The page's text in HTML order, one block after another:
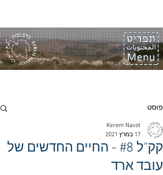
פוסט
קק"ל #8 - החיים החדשים של
עובד ארד
Kerem Navot
17 במרץ 2021